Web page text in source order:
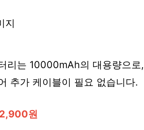
리는 10000mAh의 대용량으
추가 케이블이 필요 없습니다.
원